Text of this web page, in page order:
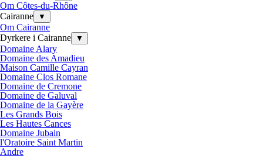
Om Côtes-du-Rhône
Cairanne
▼
Om Cairanne
Dyrkere i Cairanne
▼
Domaine Alary
Domaine des Amadieu
Maison Camille Cayran
Domaine Clos Romane
Domaine de Cremone
Domaine de Galuval
Domaine de la Gayère
Les Grands Bois
Les Hautes Cances
Domaine Jubain
l'Oratoire Saint Martin
Andre